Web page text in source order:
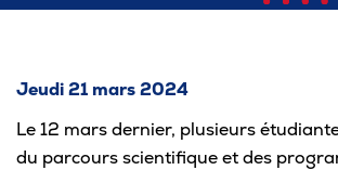
Le cégep
Notre collège
Jeudi 21 mars 2024
Le 12 mars dernier, plusieurs
du parcours scientifique et des